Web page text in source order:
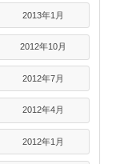
2013年1月
2012年10月
2012年7月
2012年4月
2012年1月